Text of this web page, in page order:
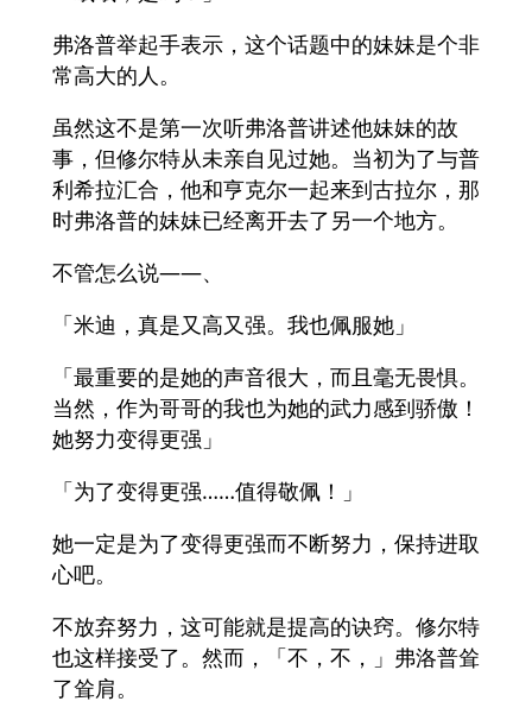
弗洛普举起手表示，这个话题中的妹妹是个非
常高大的人。
虽然这不是第一次听弗洛普讲述他妹妹的故
事，但修尔特从未亲自见过她。当初为了与普
利希拉汇合，他和亨克尔一起来到古拉尔，那
时弗洛普的妹妹已经离开去了另一个地方。
不管怎么说――、
「米迪，真是又高又强。我也佩服她」
「最重要的是她的声音很大，而且毫无畏惧。
当然，作为哥哥的我也为她的武力感到骄傲！
她努力变得更强」
「为了变得更强……值得敬佩！」
她一定是为了变得更强而不断努力，保持进取
心吧。
不放弃努力，这可能就是提高的诀窍。修尔特
也这样接受了。然而，「不，不，」弗洛普耸
了耸肩。